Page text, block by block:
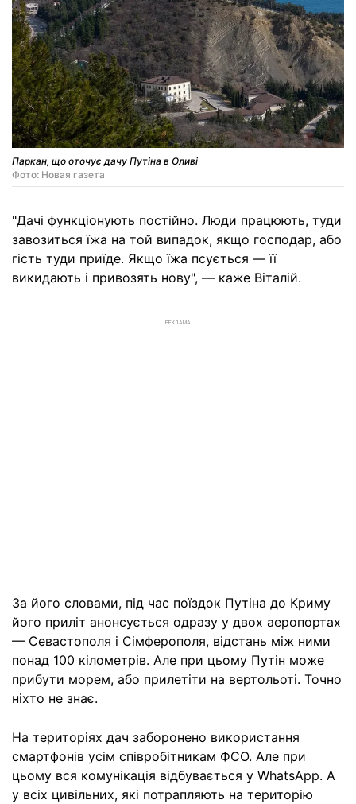
Паркан, що оточує дачу Путіна в Оливі
Фото: Новая газета
"Дачі функціонують постійно. Люди працюють, туди
завозиться їжа на той випадок, якщо господар, або
гість туди приїде. Якщо їжа псується — її
викидають і привозять нову", — каже Віталій.
РЕКЛАМА
За його словами, під час поїздок Путіна до Криму
його приліт анонсується одразу у двох аеропортах
— Севастополя і Сімферополя, відстань між ними
понад 100 кілометрів. Але при цьому Путін може
прибути морем, або прилетіти на вертольоті. Точно
ніхто не знає.
На територіях дач заборонено використання
смартфонів усім співробітникам ФСО. Але при
цьому вся комунікація відбувається у WhatsApp. А
у всіх цивільних, які потрапляють на територію